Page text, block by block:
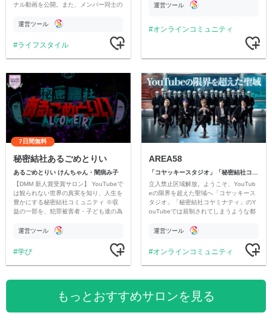
ナル動画を公開。また、メンバー同士の
ただいています。
運営ツール
ライフスタイル
運営ツール
オンラインコミュニティ
7日間無料
秘密結社あるごめとりい
あるごめとりい けんちゃん・闇病み子
【DMM 新人賞受賞サロン】 YouTubeで
は観られない世界の真実を知り、人生を
豊かにする秘密結社コミュニティ ※収
益の一部を、犯罪被害者・子ども達の為
す運営ツール
学び
AREA58
立入禁止区域解放。ようこそ、YouTub
eの限界を超えた聖域へ「コヤッキース
タジオ」「秘密結社コヤミナティ」のY
ouTubeでは規制されてしまうような都
公開。
運営ツール
オンラインコミュニティ
もっとおすすめサロンを見る